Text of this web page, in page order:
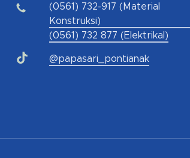
(0561) 732-917 (Material
Konstruksi)
(0561) 732 877 (Elektrikal)
@papasari_pontianak